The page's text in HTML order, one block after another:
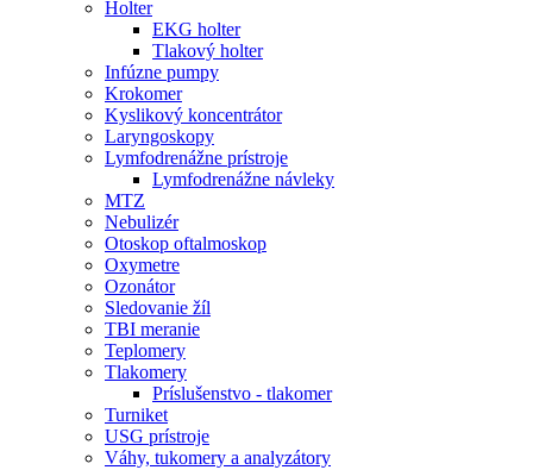
Holter
EKG holter
Tlakový holter
Infúzne pumpy
Krokomer
Kyslikový koncentrátor
Laryngoskopy
Lymfodrenážne prístroje
Lymfodrenážne návleky
MTZ
Nebulizér
Otoskop oftalmoskop
Oxymetre
Ozonátor
Sledovanie žíl
TBI meranie
Teplomery
Tlakomery
Príslušenstvo - tlakomer
Turniket
USG prístroje
Váhy, tukomery a analyzátory